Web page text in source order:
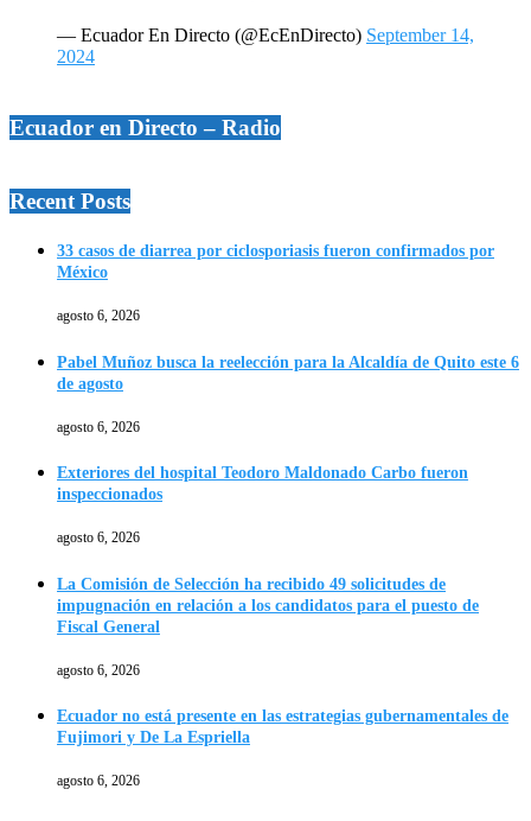
— Ecuador En Directo (@EcEnDirecto) September 14,
2024
Ecuador en Directo – Radio
Recent Posts
33 casos de diarrea por ciclosporiasis fueron confirmados por
México
agosto 6, 2026
Pabel Muñoz busca la reelección para la Alcaldía de Quito este 6
de agosto
agosto 6, 2026
Exteriores del hospital Teodoro Maldonado Carbo fueron
inspeccionados
agosto 6, 2026
La Comisión de Selección ha recibido 49 solicitudes de
impugnación en relación a los candidatos para el puesto de
Fiscal General
agosto 6, 2026
Ecuador no está presente en las estrategias gubernamentales de
Fujimori y De La Espriella
agosto 6, 2026